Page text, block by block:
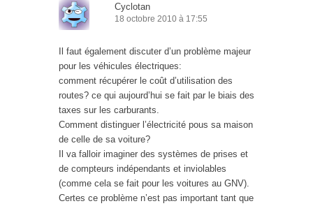
Cyclotan
18 octobre 2010 à 17:55
Il faut également discuter d’un problème majeur
pour les véhicules électriques:
comment récupérer le coût d’utilisation des
routes? ce qui aujourd’hui se fait par le biais des
taxes sur les carburants.
Comment distinguer l’électricité pous sa maison
de celle de sa voiture?
Il va falloir imaginer des systèmes de prises et
de compteurs indépendants et inviolables
(comme cela se fait pour les voitures au GNV).
Certes ce problème n’est pas important tant que